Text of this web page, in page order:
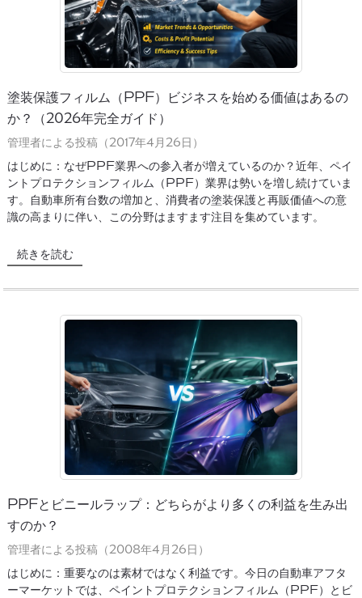
塗装保護フィルム（PPF）ビジネスを始める価値はあるの
か？（2026年完全ガイド）
管理者による投稿（2017年4月26日）
はじめに：なぜPPF業界への参入者が増えているのか？近年、ペイ
ントプロテクションフィルム（PPF）業界は勢いを増し続けていま
す。自動車所有台数の増加と、消費者の塗装保護と再販価値への意
識の高まりに伴い、この分野はますます注目を集めています。
続きを読む
PPFとビニールラップ：どちらがより多くの利益を生み出
すのか？
管理者による投稿（2008年4月26日）
はじめに：重要なのは素材ではなく利益です。今日の自動車アフタ
ーマーケットでは、ペイントプロテクションフィルム（PPF）とビ